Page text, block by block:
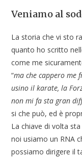
Veniamo al
La storia che vi sto
quanto ho scritto
come me
“ma che cappero me
usino il karate, la
non mi fa sta gran
si che può, ed è
La chiave di volta
noi usiamo un RNA
possiamo dirigere il